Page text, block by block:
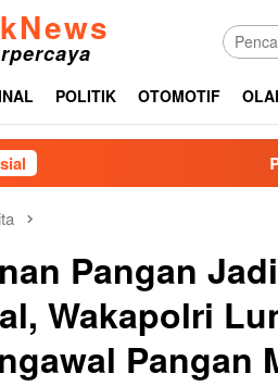
POLITIK OTOMOTIF
PPAL Gelar
Pangan
Wakapolri
Pangan